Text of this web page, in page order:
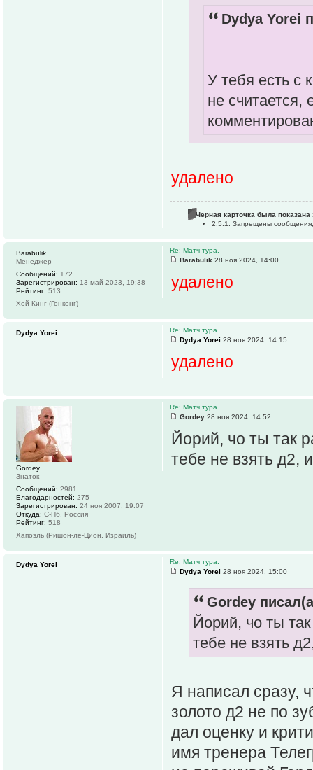
Dydya Yorei
У тебя есть с
не считается,
удалено
Черная карточка была показана
2.5.1. Запрещены
Re: Матч тура.
Barabulik 28 ноя 2024, 14:00
удалено
Barabulik
Менеджер
Сообщений: 172
Зарегистрирован: 13 май 2023, 19:38
Рейтинг: 513
Хой Кинг (Гонконг)
Re: Матч тура.
Dydya Yorei 28 ноя 2024, 14:15
удалено
Dydya Yorei
Re: Матч тура.
Gordey 28 ноя 2024, 14:52
Йорий, чо ты так
тебе не взять д2,
Gordey
Знаток
Сообщений: 2981
Благодарностей: 275
Зарегистрирован: 24 ноя 2007, 19:07
Откуда: С-Пб, Россия
Рейтинг: 518
Хапоэль (Ришон-ле-Цион, Израиль)
Re: Матч тура.
Dydya Yorei 28 ноя 2024, 15:00
Gordey
Йорий, чо ты
тебе не взять
Я написал сразу,
золото д2 не по
дал оценку и
имя тренера
Dydya Yorei